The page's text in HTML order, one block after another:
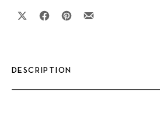
Share on XShare on Facebook
Share on Pinterest
DESCRIPTION